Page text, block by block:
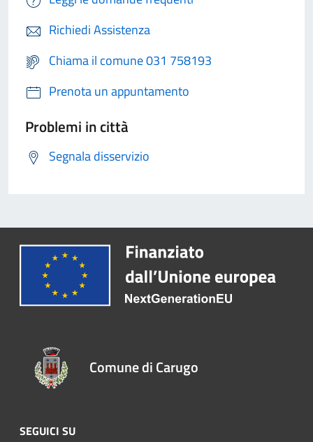
Richiedi Assistenza
Chiama il comune 031 758193
Prenota un appuntamento
Problemi in città
Segnala disservizio
Comune di Carugo
SEGUICI SU